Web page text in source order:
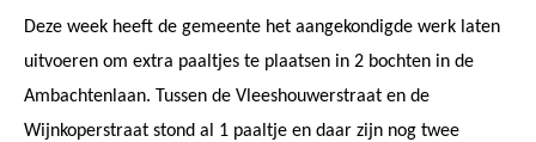
Deze week heeft de gemeente het aangekondigde werk laten
uitvoeren om extra paaltjes te plaatsen in 2 bochten in de
Ambachtenlaan. Tussen de Vleeshouwerstraat en de
Wijnkoperstraat stond al 1 paaltje en daar zijn nog twee